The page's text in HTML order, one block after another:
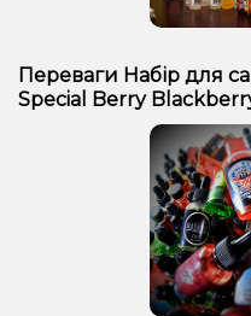
Переваги Набір для
Special Berry